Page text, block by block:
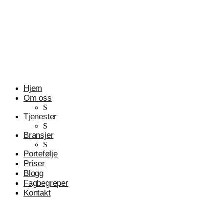
Hjem
Om oss
S
Tjenester
S
Bransjer
S
Portefølje
Priser
Blogg
Fagbegreper
Kontakt